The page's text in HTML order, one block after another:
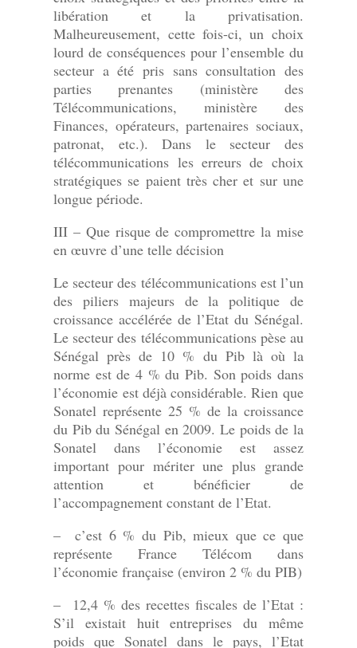
libération et la privatisation.
Malheureusement, cette fois-ci, un choix
lourd de conséquences pour l’ensemble du
secteur a été pris sans consultation des
parties prenantes (ministère des
Télécommunications, ministère des
Finances, opérateurs, partenaires sociaux,
patronat, etc.). Dans le secteur des
télécommunications les erreurs de choix
stratégiques se paient très cher et sur une
longue période.
III – Que risque de compromettre la mise
en œuvre d’une telle décision
Le secteur des télécommunications est l’un
des piliers majeurs de la politique de
croissance accélérée de l’Etat du Sénégal.
Le secteur des télécommunications pèse au
Sénégal près de 10 % du Pib là où la
norme est de 4 % du Pib. Son poids dans
l’économie est déjà considérable. Rien que
Sonatel représente 25 % de la croissance
du Pib du Sénégal en 2009. Le poids de la
Sonatel dans l’économie est assez
important pour mériter une plus grande
attention et bénéficier de
l’accompagnement constant de l’Etat.
– c’est 6 % du Pib, mieux que ce que
représente France Télécom dans
l’économie française (environ 2 % du PIB)
– 12,4 % des recettes fiscales de l’Etat :
S’il existait huit entreprises du même
poids que Sonatel dans le pays, l’Etat